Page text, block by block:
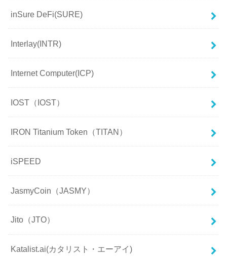
inSure DeFi(SURE)
Interlay(INTR)
Internet Computer(ICP)
IOST（IOST）
IRON Titanium Token（TITAN）
iSPEED
JasmyCoin（JASMY）
Jito（JTO）
Katalist.ai(カタリスト・エーアイ)